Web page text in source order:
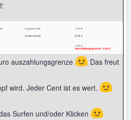
auszahlungsgrenze 🙂 Das freut
wird. Jeder Cent ist es wert. 🙂
Surfen und/oder Klicken 🙂